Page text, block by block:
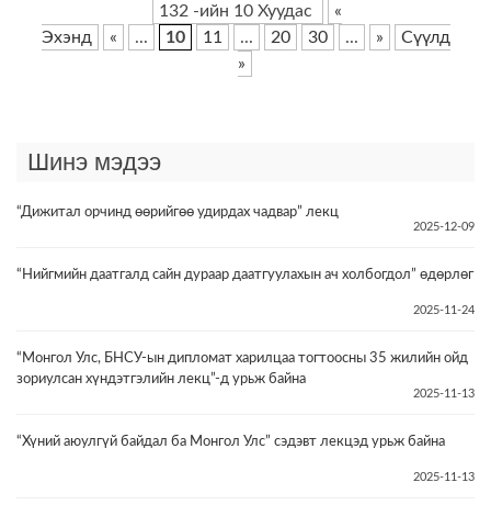
132 -ийн 10 Хуудас
«
Эхэнд
« ... 10 11 ... 20 30 ... »
Сүүлд
»
Шинэ мэдээ
“Дижитал орчинд өөрийгөө удирдах чадвар” лекц
2025-12-09
“Нийгмийн даатгалд сайн дураар даатгуулахын ач холбогдол” өдөрлөг
2025-11-24
“Монгол Улс, БНСУ-ын дипломат харилцаа тогтоосны 35 жилийн ойд
зориулсан хүндэтгэлийн лекц”-д урьж байна
2025-11-13
“Хүний аюулгүй байдал ба Монгол Улс” сэдэвт лекцэд урьж байна
2025-11-13